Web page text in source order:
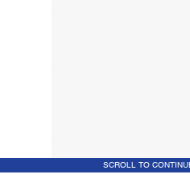
SCROLL TO